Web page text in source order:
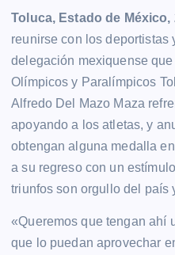
Toluca, Estado de México,
reunirse con los deportistas
delegación mexiquense
Olímpicos y Paralímpicos
Alfredo Del Mazo Maza
apoyando a los atletas, y
obtengan alguna medalla
a su regreso con un
triunfos son orgullo del país
«Queremos que tengan ahí
que lo puedan aprovechar